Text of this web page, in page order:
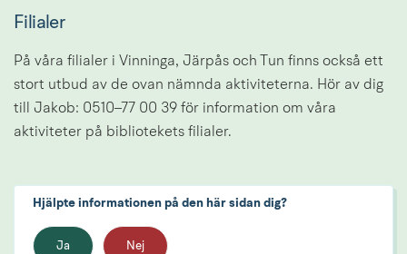
Filialer
På våra filialer i Vinninga, Järpås och Tun finns också ett
stort utbud av de ovan nämnda aktiviteterna. Hör av dig
till Jakob: 0510–77 00 39 för information om våra
aktiviteter på bibliotekets filialer.
Hjälpte informationen på den här sidan dig?
Ja Nej